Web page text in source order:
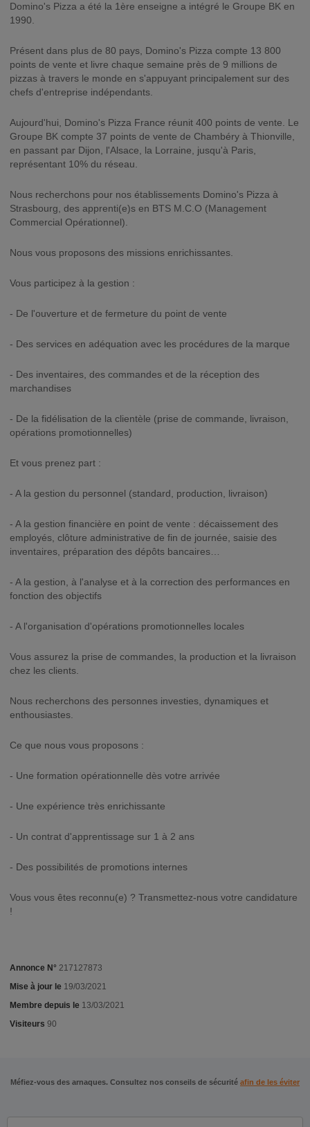
Domino's Pizza a été la 1ère enseigne a intégré le Groupe BK en
1990.
Présent dans plus de 80 pays, Domino's Pizza compte 13 800
points de vente et livre chaque semaine près de 9 millions de
pizzas à travers le monde en s'appuyant principalement sur des
chefs d'entreprise indépendants.
Aujourd'hui, Domino's Pizza France réunit 400 points de vente. Le
Groupe BK compte 37 points de vente de Chambéry à Thionville,
en passant par Dijon, l'Alsace, la Lorraine, jusqu'à Paris,
représentant 10% du réseau.
Nous recherchons pour nos établissements Domino's Pizza à
Strasbourg, des apprenti(e)s en BTS M.C.O (Management
Commercial Opérationnel).
Nous vous proposons des missions enrichissantes.
Vous participez à la gestion :
- De l'ouverture et de fermeture du point de vente
- Des services en adéquation avec les procédures de la marque
- Des inventaires, des commandes et de la réception des
marchandises
- De la fidélisation de la clientèle (prise de commande, livraison,
opérations promotionnelles)
Et vous prenez part :
- A la gestion du personnel (standard, production, livraison)
- A la gestion financière en point de vente : décaissement des
employés, clôture administrative de fin de journée, saisie des
inventaires, préparation des dépôts bancaires…
- A la gestion, à l'analyse et à la correction des performances en
fonction des objectifs
- A l'organisation d'opérations promotionnelles locales
Vous assurez la prise de commandes, la production et la livraison
chez les clients.
Nous recherchons des personnes investies, dynamiques et
enthousiastes.
Ce que nous vous proposons :
- Une formation opérationnelle dès votre arrivée
- Une expérience très enrichissante
- Un contrat d'apprentissage sur 1 à 2 ans
- Des possibilités de promotions internes
Vous vous êtes reconnu(e) ? Transmettez-nous votre candidature
!
Annonce N° 217127873
Mise à jour le 19/03/2021
Membre depuis le 13/03/2021
Visiteurs 90
Méfiez-vous des arnaques. Consultez nos conseils de sécurité afin de les éviter